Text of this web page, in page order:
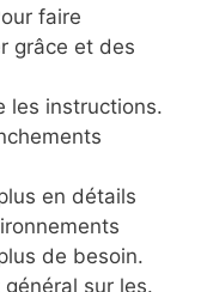
faire
grâce et des
les instructions.
en détails
de besoin.
sur les.